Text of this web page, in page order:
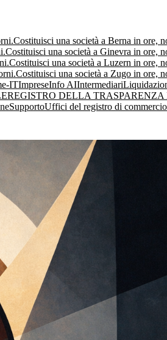
Costituisci una società a Berna in ore,
Costituisci una società a Ginevra in ore,
Costituisci una società a Luzern in ore,
Costituisci una società a Zugo in ore,
ITImpreseInfo AIIntermediari
REGISTRO DELLA
SupportoUffici del registro di